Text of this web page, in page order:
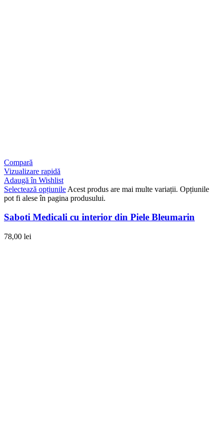
Compară
Vizualizare rapidă
Adaugă în Wishlist
Selectează opțiunile Acest produs are mai multe variații. Opțiunile
pot fi alese în pagina produsului.
Saboti Medicali cu interior din Piele Bleumarin
78,00 lei